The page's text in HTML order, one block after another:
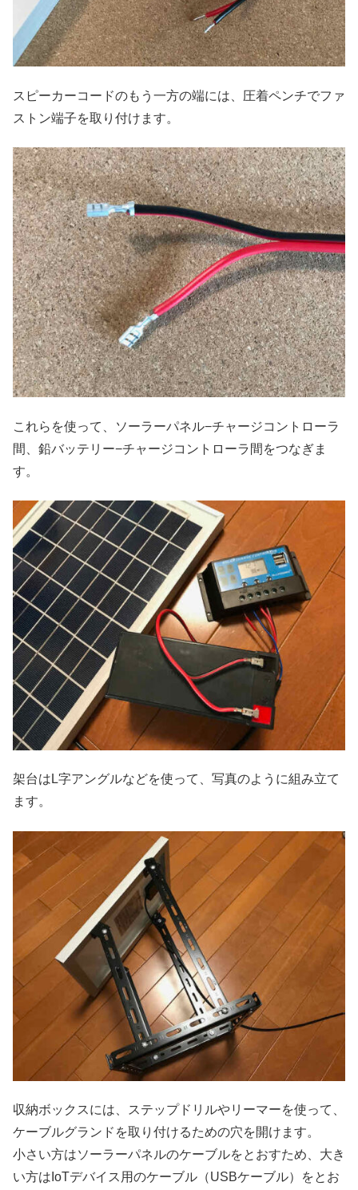
スピーカーコードのもう一方の端には、圧着ペンチでファ
ストン端子を取り付けます。
これらを使って、ソーラーパネル−チャージコントローラ
間、鉛バッテリー−チャージコントローラ間をつなぎま
す。
架台はL字アングルなどを使って、写真のように組み立て
ます。
収納ボックスには、ステップドリルやリーマーを使って、
ケーブルグランドを取り付けるための穴を開けます。
小さい方はソーラーパネルのケーブルをとおすため、大き
い方はIoTデバイス用のケーブル（USBケーブル）をとお